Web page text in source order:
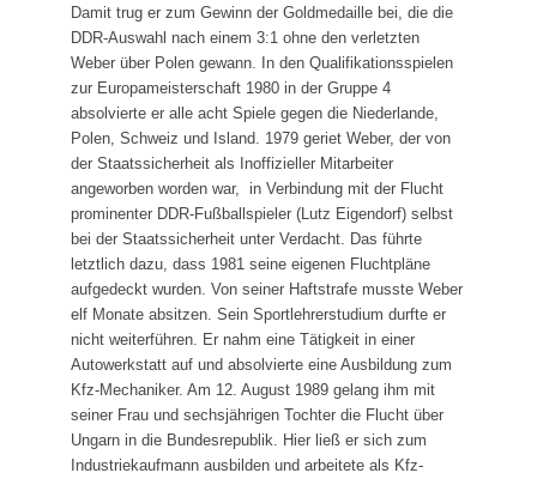
Damit trug er zum Gewinn der Goldmedaille bei, die die
DDR-Auswahl nach einem 3:1 ohne den verletzten
Weber über Polen gewann. In den Qualifikationsspielen
zur Europameisterschaft 1980 in der Gruppe 4
absolvierte er alle acht Spiele gegen die Niederlande,
Polen, Schweiz und Island. 1979 geriet Weber, der von
der Staatssicherheit als Inoffizieller Mitarbeiter
angeworben worden war, in Verbindung mit der Flucht
prominenter DDR-Fußballspieler (Lutz Eigendorf) selbst
bei der Staats­sicherheit unter Verdacht. Das führte
letztlich dazu, dass 1981 seine eigenen Fluchtpläne
aufgedeckt wurden. Von seiner Haftstrafe musste Weber
elf Monate absitzen. Sein Sportlehrerstudium durfte er
nicht weiterführen. Er nahm eine Tätigkeit in einer
Autowerkstatt auf und absolvierte eine Ausbildung zum
Kfz-Mechaniker. Am 12. August 1989 gelang ihm mit
seiner Frau und sechsjährigen Tochter die Flucht über
Ungarn in die Bundesrepublik. Hier ließ er sich zum
Industriekaufmann ausbilden und arbeitete als Kfz-